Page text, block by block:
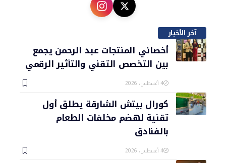
آخر الأخبار
أخصائي المنتجات عبد الرحمن يجمع
بين التخصص التقني والتأثير الرقمي
4 أغسطس، 2026
كورال بيتش الشارقة يطلق أول
تقنية لهضم مخلفات الطعام
بالفنادق
4 أغسطس، 2026